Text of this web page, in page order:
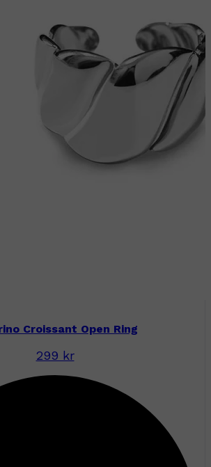
Croissant Open Ring
299 kr